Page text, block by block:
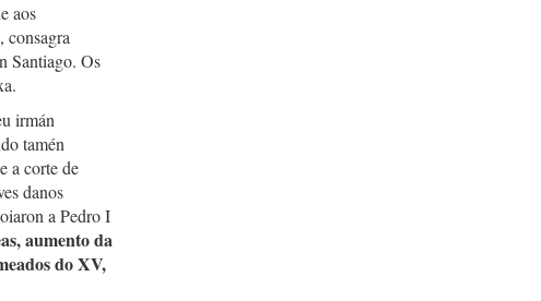
aos
consagra
Santiago. Os
irmán
tamén
a corte de
danos
a Pedro I
aumento da
do XV,